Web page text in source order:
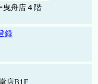
曳舟店４階
録
店B1F